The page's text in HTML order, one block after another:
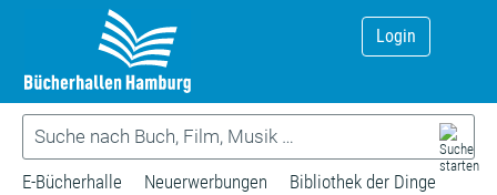
Login
E-Bücherhalle Neuerwerbungen Bibliothek der Dinge